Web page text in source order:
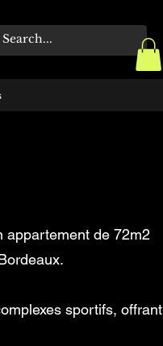
appartement de 72m2
sportifs, offrant